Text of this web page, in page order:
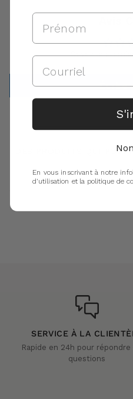
Soyez le
Écrire
DES PRODUITS QUI
SERVICE À LA
Rapide en 24h pour répondre
questions
En vous inscrivant à notre
d'utilisation et la politique de